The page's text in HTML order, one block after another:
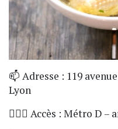
📫 Adresse : 119
Lyon
🏃🏼‍♀️ Accès : Métro D